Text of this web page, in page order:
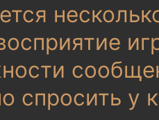
спросить у